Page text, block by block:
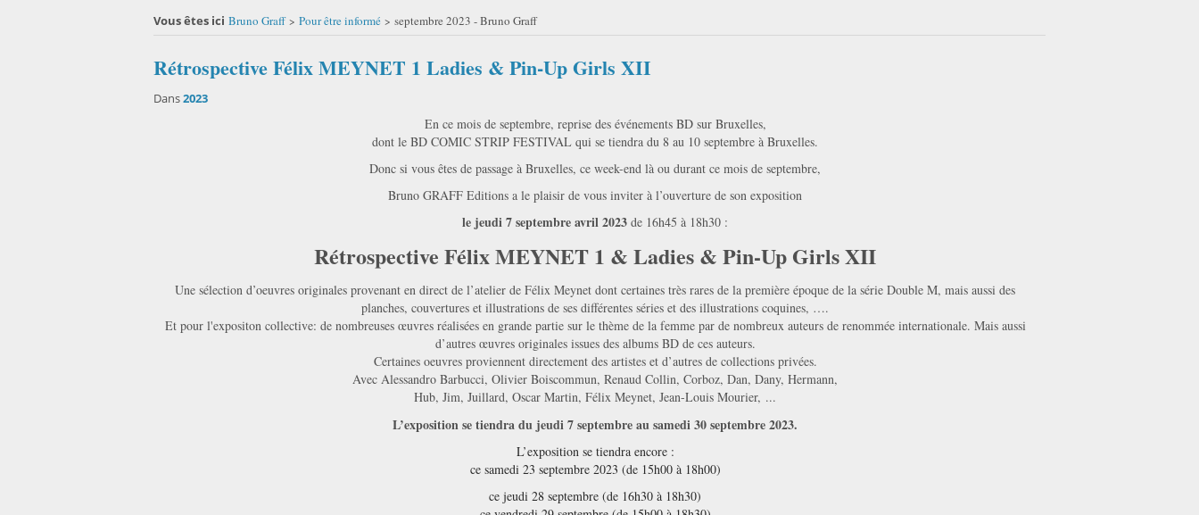
Vous êtes ici Bruno Graff > Pour être informé > septembre 2023 - Bruno Graff
Rétrospective Félix MEYNET 1 Ladies & Pin-Up Girls XII
Dans2023
En ce mois de septembre, reprise des événements BD sur Bruxelles,
dont le BD COMIC STRIP FESTIVAL qui se tiendra du 8 au 10 septembre à Bruxelles.
Donc si vous êtes de passage à Bruxelles, ce week-end là ou durant ce mois de septembre,
Bruno GRAFF Editions a le plaisir de vous inviter à l’ouverture de son exposition
le jeudi 7 septembre avril 2023 de 16h45 à 18h30 :
Rétrospective Félix MEYNET 1 & Ladies & Pin-Up Girls XII
Une sélection d’oeuvres originales provenant en direct de l’atelier de Félix Meynet dont certaines très rares de la première époque de la série Double M, mais aussi des
planches, couvertures et illustrations de ses différentes séries et des illustrations coquines, ….
Et pour l'expositon collective: de nombreuses œuvres réalisées en grande partie sur le thème de la femme par de nombreux auteurs de renommée internationale. Mais aussi
d’autres œuvres originales issues des albums BD de ces auteurs.
Certaines oeuvres proviennent directement des artistes et d’autres de collections privées.
Avec Alessandro Barbucci, Olivier Boiscommun, Renaud Collin, Corboz, Dan, Dany, Hermann,
Hub, Jim, Juillard, Oscar Martin, Félix Meynet, Jean-Louis Mourier, ...
L’exposition se tiendra du jeudi 7 septembre au samedi 30 septembre 2023.
L’exposition se tiendra encore :
ce samedi 23 septembre 2023 (de 15h00 à 18h00)
ce jeudi 28 septembre (de 16h30 à 18h30)